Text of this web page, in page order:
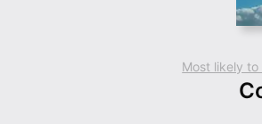
Most likely